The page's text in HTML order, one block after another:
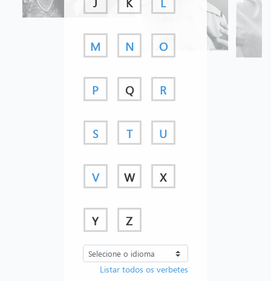
M N O
P Q R
S T U
V W X
Y Z
Listar todos os verbetes